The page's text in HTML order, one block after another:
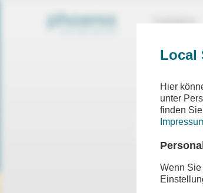
THEMEN
Local
Hier
unter
finden
Wenn